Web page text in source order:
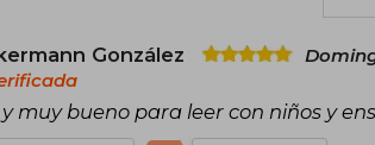
González
muy bueno para leer con niños y